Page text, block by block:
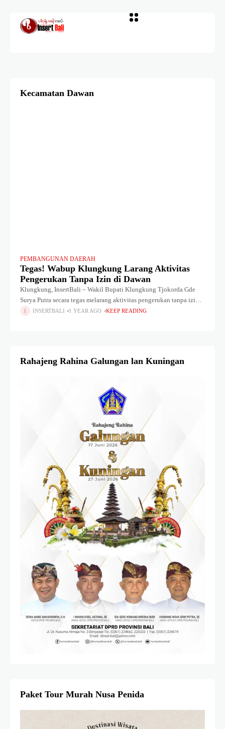
Kecamatan Dawan
PEMBANGUNAN DAERAH
Tegas! Wabup Klungkung Larang Aktivitas
Pengerukan Tanpa Izin di Dawan
Klungkung, InsertBali – Wakil Bupati Klungkung Tjokorda Gde
Surya Putra secara tegas melarang aktivitas pengerukan tanpa izin
di wilayah Kecamatan Dawan, mulai Kamis (3/7/2025). Keputusan
INSERTBALI 1 YEAR AGO KEEP READING
Rahajeng Rahina Galungan lan Kuningan
Paket Tour Murah Nusa Penida